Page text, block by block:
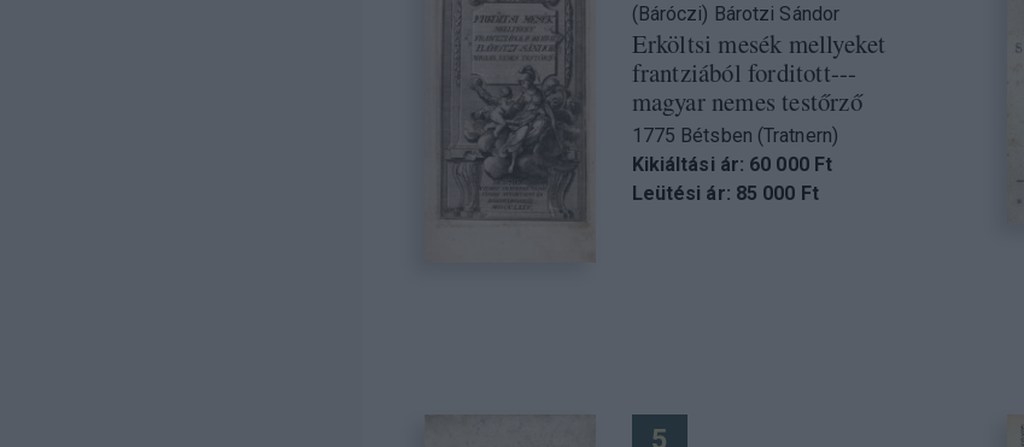
(Báróczi) Bárotzi Sándor
Erköltsi mesék mellyeket
frantziából forditott---
magyar nemes testőrző
1775 Bétsben (Tratnern)
Kikiáltási ár: 60 000 Ft
Leütési ár: 85 000 Ft
5